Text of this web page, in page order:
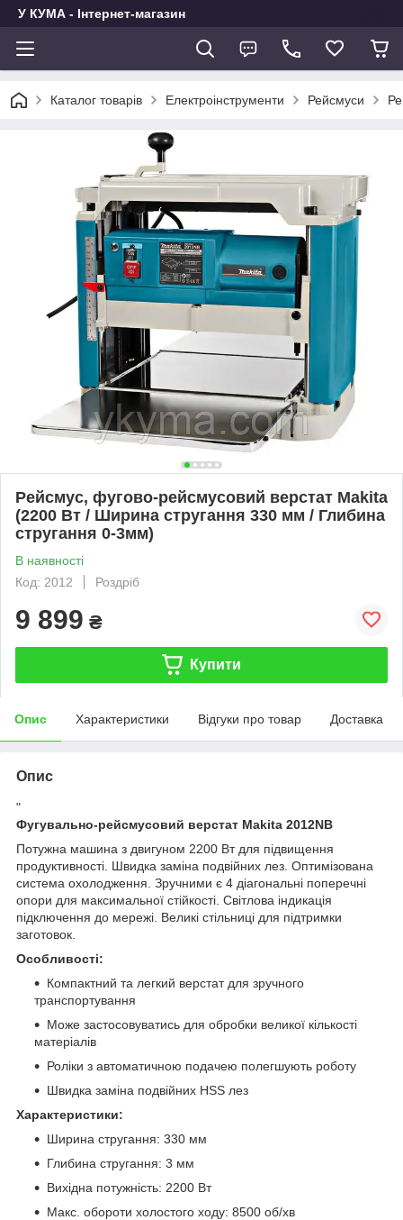
У КУМА - Інтернет-магазин
Каталог товарів Електроінструменти Рейсмуси
Рейсмус, фугово-рейсмусовий верстат Makita
(2200 Вт / Ширина стругання 330 мм / Глибина
стругання 0-3мм)
В наявності
Код: 2012
Роздріб
9 899 ₴
Купити
Опис Характеристики Відгуки про товар Доставка
Опис
"
Фугувально-рейсмусовий верстат Makita 2012NB
Потужна машина з двигуном 2200 Вт для підвищення
продуктивності. Швидка заміна подвійних лез. Оптимізована
система охолодження. Зручними є 4 діагональні поперечні
опори для максимальної стійкості. Світлова індикація
підключення до мережі. Великі стільниці для підтримки
заготовок.
Особливості:
Компактний та легкий верстат для зручного
транспортування
Може застосовуватись для обробки великої кількості
матеріалів
Роліки з автоматичною подачею полегшують роботу
Швидка заміна подвійних HSS лез
Характеристики:
Ширина стругання: 330 мм
Глибина стругання: 3 мм
Вихідна потужність: 2200 Вт
Макс. обороти холостого ходу: 8500 об/хв